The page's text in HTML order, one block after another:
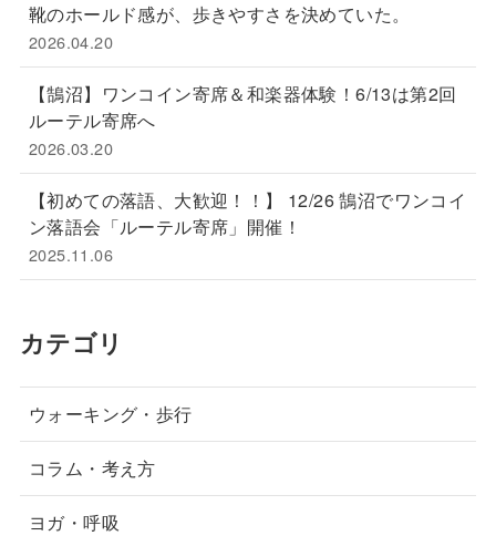
靴のホールド感が、歩きやすさを決めていた。
2026.04.20
【鵠沼】ワンコイン寄席＆和楽器体験！6/13は第2回
ルーテル寄席へ
2026.03.20
【初めての落語、大歓迎！！】 12/26 鵠沼でワンコイ
ン落語会「ルーテル寄席」開催！
2025.11.06
カテゴリ
ウォーキング・歩行
コラム・考え方
ヨガ・呼吸